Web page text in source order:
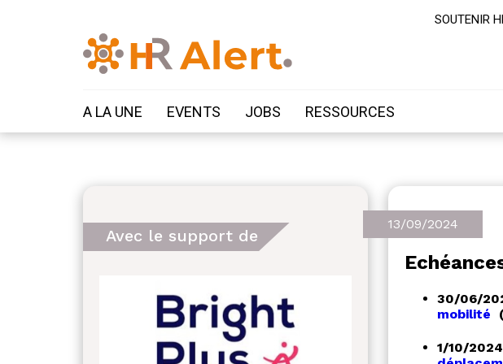
SOUTENIR
A LA UNE EVENTS JOBS RESSOURCES
Avec le support de
13/09/2024
30/06/
mobilité
1/10/